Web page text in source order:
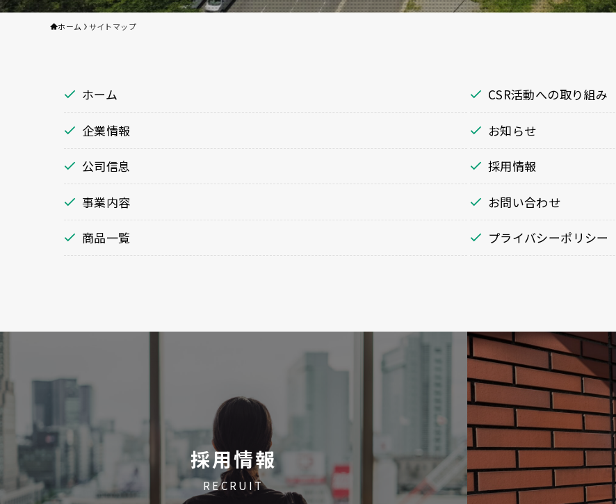
ホーム サイトマップ
ホーム
企業情報
公司信息
事業内容
商品一覧
CSR活動への取り組み
お知らせ
採用情報
お問い合わせ
プライバシーポリシー
採用情報
RECRUIT